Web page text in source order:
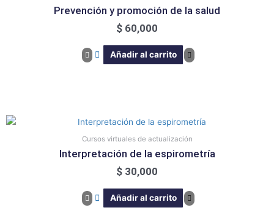
Prevención y promoción de la salud
$ 60,000
Añadir al carrito
Cursos virtuales de actualización
Interpretación de la espirometría
$ 30,000
Añadir al carrito